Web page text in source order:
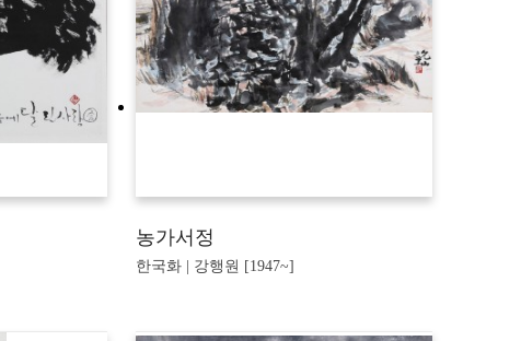
농가서정
한국화 | 강행원 [1947~]